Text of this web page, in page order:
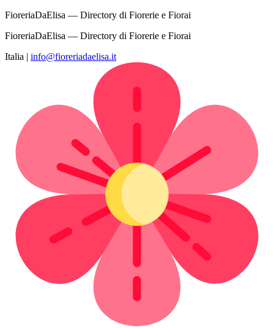
FioreriaDaElisa — Directory di Fiorerie e Fiorai
FioreriaDaElisa — Directory di Fiorerie e Fiorai
Italia | info@fioreriadaelisa.it